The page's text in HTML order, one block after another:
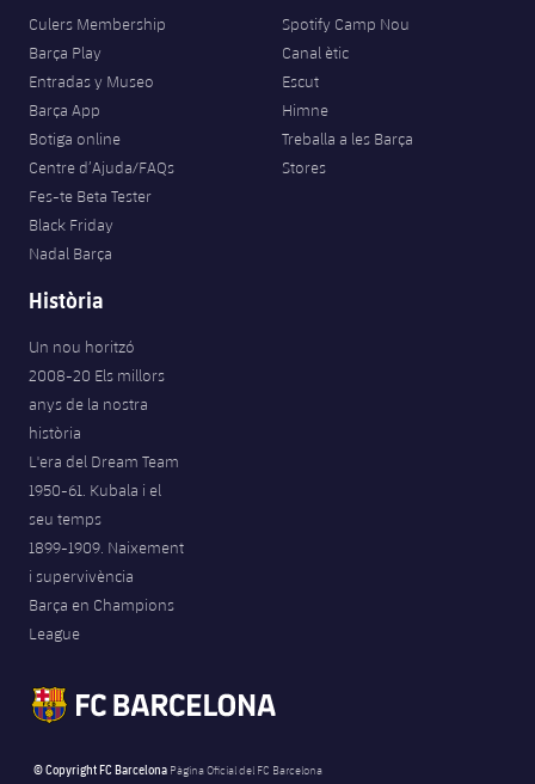
Culers Membership
Barça Play
Entradas y Museo
Barça App
Botiga online
Centre d’Ajuda/FAQs
Fes-te Beta Tester
Black Friday
Nadal Barça
Spotify Camp Nou
Canal ètic
Escut
Himne
Treballa a les Barça
Stores
Història
Un nou horitzó
2008-20 Els millors
anys de la nostra
història
L'era del Dream Team
1950-61. Kubala i el
seu temps
1899-1909. Naixement
i supervivència
Barça en Champions
League
© Copyright FC Barcelona Pàgina Oficial del FC Barcelona